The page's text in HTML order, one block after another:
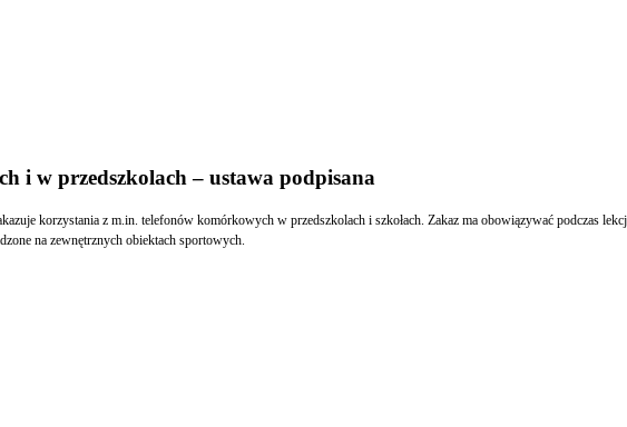
i w przedszkolach – ustawa podpisana
korzystania z m.in. telefonów komórkowych w przedszkolach i szkołach. Zakaz ma obowiązywać podczas
na zewnętrznych obiektach sportowych.